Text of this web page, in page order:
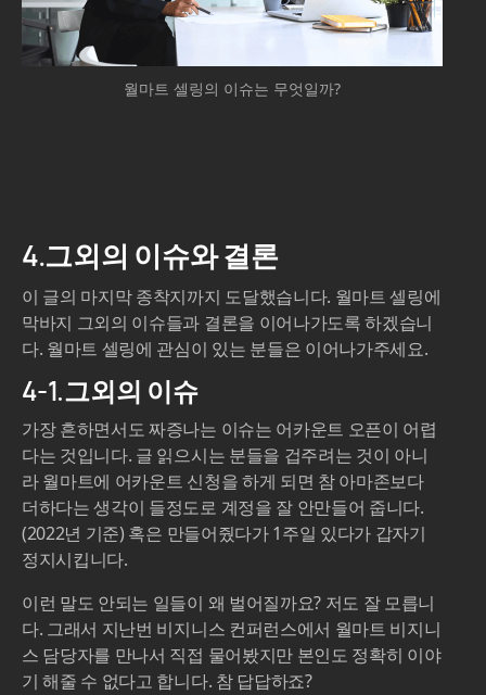
월마트 셀링의 이슈는 무엇일까?
4.그외의 이슈와 결론
이 글의 마지막 종착지까지 도달했습니다. 월마트 셀링에
막바지 그외의 이슈들과 결론을 이어나가도록 하겠습니
다. 월마트 셀링에 관심이 있는 분들은 이어나가주세요.
4-1.그외의 이슈
가장 흔하면서도 짜증나는 이슈는 어카운트 오픈이 어렵
다는 것입니다. 글 읽으시는 분들을 겁주려는 것이 아니
라 월마트에 어카운트 신청을 하게 되면 참 아마존보다
더하다는 생각이 들정도로 계정을 잘 안만들어 줍니다.
(2022년 기준) 혹은 만들어줬다가 1주일 있다가 갑자기
정지시킵니다.
이런 말도 안되는 일들이 왜 벌어질까요? 저도 잘 모릅니
다. 그래서 지난번 비지니스 컨퍼런스에서 월마트 비지니
스 담당자를 만나서 직접 물어봤지만 본인도 정확히 이야
기 해줄 수 없다고 합니다. 참 답답하죠?